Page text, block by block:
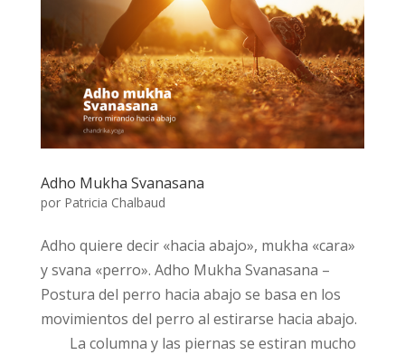
Adho Mukha Svanasana
por Patricia Chalbaud
Adho quiere decir «hacia abajo», mukha «cara»
y svana «perro». Adho Mukha Svanasana –
Postura del perro hacia abajo se basa en los
movimientos del perro al estirarse hacia abajo.
⠀ ⠀ La columna y las piernas se estiran mucho